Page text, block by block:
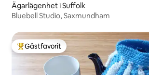
Ägarlägenhet i Suffolk
Bluebell Studio, Saxmundham
Populär gästfavorit
Gästfavorit